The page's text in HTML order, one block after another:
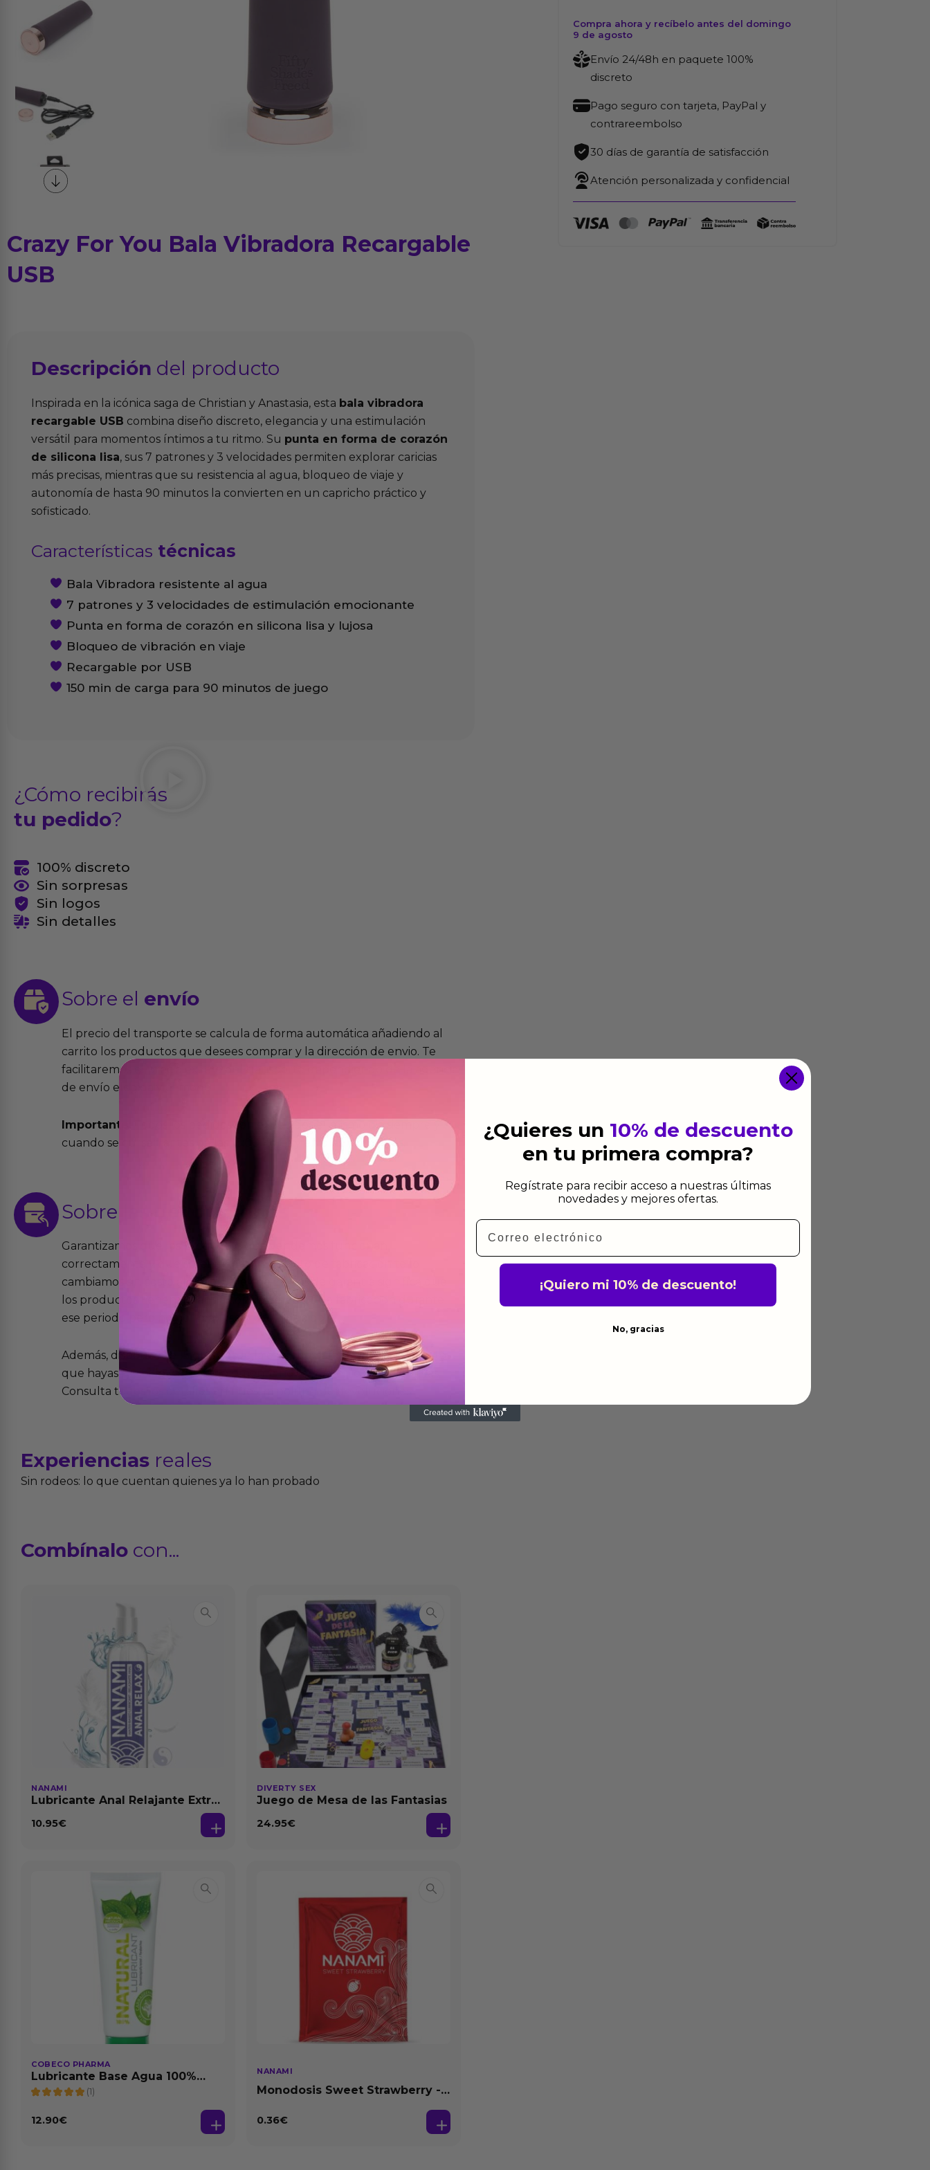
Crazy For You Bala Vibradora Recargable
USB
Descripción del producto
Inspirada en la icónica saga de Christian y Anastasia, esta bala vibradora
recargable USB combina diseño discreto, elegancia y una estimulación
versátil para momentos íntimos a tu ritmo. Su punta en forma de corazón
de silicona lisa, sus 7 patrones y 3 velocidades permiten explorar caricias
más precisas, mientras que su resistencia al agua, bloqueo de viaje y
autonomía de hasta 90 minutos la convierten en un capricho práctico y
sofisticado.
Características técnicas
Bala Vibradora resistente al agua
7 patrones y 3 velocidades de estimulación emocionante
Punta en forma de corazón en silicona lisa y lujosa
Bloqueo de vibración en viaje
Recargable por USB
150 min de carga para 90 minutos de juego
¿Cómo recibirás
tu pedido?
100% discreto
Sin sorpresas
Sin logos
Sin detalles
Sobre el envío
El precio del transporte se calcula de forma automática añadiendo al
carrito los productos que desees comprar y la dirección de envio. Te
facilitaremos el precio exacto del transporte dependiendo de la agencia
de envío elegida y el modo.
Importante:
Todos los pedidos son expedidos el mismo dia siempre y
cuando se cursen antes de las 13:00 horas y en días laborables.
Sobre las devoluciones
Garantizamos que los productos que vendemos funcionan
correctamente y que si tienen algún defecto de fabricación te lo
cambiamos sin costo alguno. La ley de 2 años de garantía significa que
los productos tienen garantía contra defectos de fabricación durante
ese periodo pero no por mal uso o uso indebido.
Además, dispones de 15 días desde la entrega para devolver productos
que hayas recibido y que simplemente no te gusten o no los quieras.
Consulta todos los detalles en nuestra política de devoluciones.
Experiencias reales
Sin rodeos: lo que cuentan quienes ya lo han probado
Combínalo con...
NANAMI
Lubricante Anal Relajante Extra
10.95€
DIVERTY SEX
Juego de Mesa de las Fantasias
24.95€
COBECO PHARMA
Lubricante Base Agua 100%
Natural 125 ml
(1)
12.90€
NANAMI
Monodosis Sweet Strawberry -
0.36€
Compra ahora y recíbelo antes del domingo
9 de agosto
Envío 24/48h en paquete 100%
discreto
Pago seguro con tarjeta, PayPal y
contrareembolso
30 días de garantía de satisfacción
Atención personalizada y confidencial
¿Quieres un 10% de descuento
en tu primera compra?
Regístrate para recibir acceso a nuestras últimas
novedades y mejores ofertas.
Email
¡Quiero mi 10% de descuento!
No, gracias